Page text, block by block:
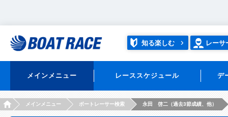
知る楽しむ レーサ
メインメニュー レーススケジュール デ
HOMEメインメニュー ボートレーサー検索 永田 啓二（過去3節成績、他）